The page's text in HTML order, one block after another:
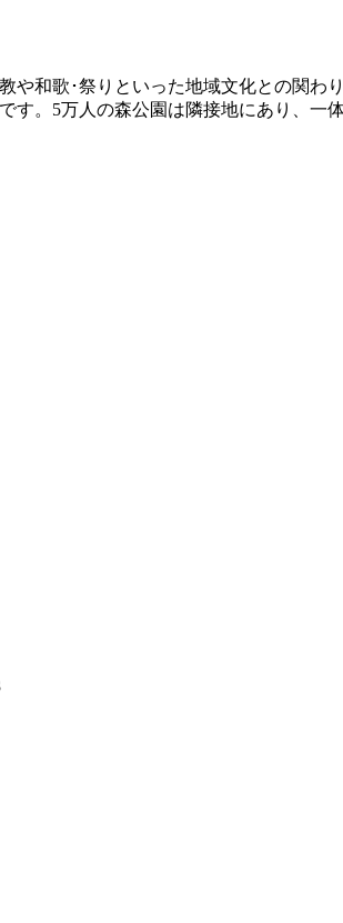
や和歌･祭りといった地域文化との関わ
。5万人の森公園は隣接地にあり、一